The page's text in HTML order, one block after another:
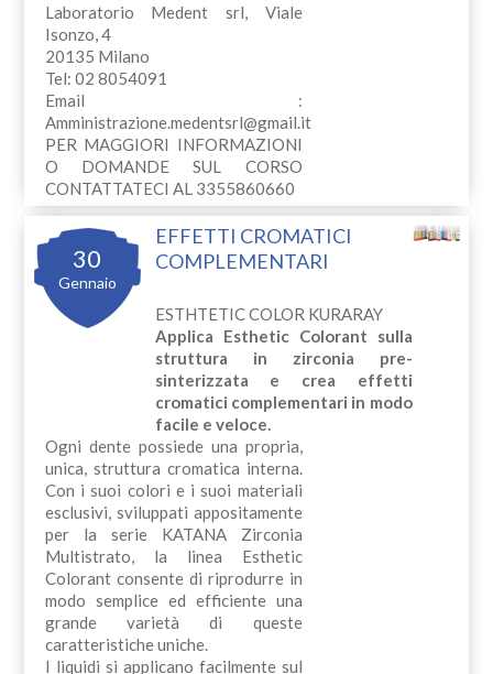
Laboratorio Medent srl, Viale
Isonzo, 4
20135 Milano
Tel: 02 8054091
Email :
Amministrazione.medentsrl@gmail.it
PER MAGGIORI INFORMAZIONI
O DOMANDE SUL CORSO
CONTATTATECI AL 3355860660
30
Gennaio
EFFETTI CROMATICI
COMPLEMENTARI
ESTHTETIC COLOR KURARAY
Applica Esthetic Colorant sulla
struttura in zirconia pre-
sinterizzata e crea effetti
cromatici complementari in modo
facile e veloce.
Ogni dente possiede una propria,
unica, struttura cromatica interna.
Con i suoi colori e i suoi materiali
esclusivi, sviluppati appositamente
per la serie KATANA Zirconia
Multistrato, la linea Esthetic
Colorant consente di riprodurre in
modo semplice ed efficiente una
grande varietà di queste
caratteristiche uniche.
I liquidi si applicano facilmente sul